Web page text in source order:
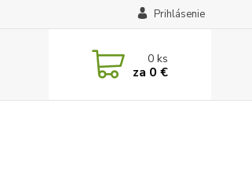
Prihlásenie
0ks
za 0 €